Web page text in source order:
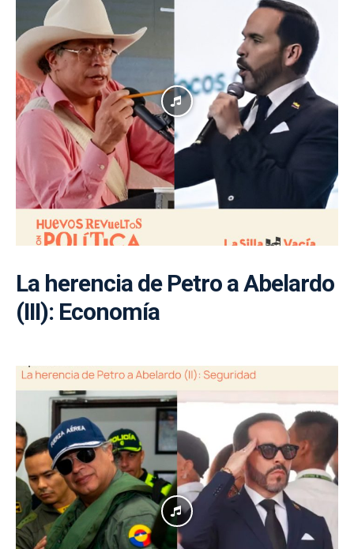
La herencia de Petro a Abelardo
(III): Economía